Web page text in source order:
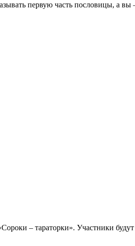
первую часть пословицы, а вы
– тараторки». Участники будут